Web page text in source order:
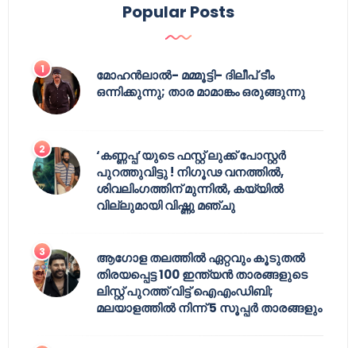
Popular Posts
മോഹൻലാൽ- മമ്മൂട്ടി- ദിലീപ് ടീം
ഒന്നിക്കുന്നു; താര മാമാങ്കം ഒരുങ്ങുന്നു
‘കണ്ണപ്പ’യുടെ ഫസ്റ്റ് ലുക്ക് പോസ്റ്റർ
പുറത്തുവിട്ടു ! നിഗൂഢ വനത്തിൽ,
ശിവലിംഗത്തിന് മുന്നിൽ, കയ്യിൽ
വില്ലുമായി വിഷ്ണു മഞ്ചു
ആഗോള തലത്തിൽ ഏറ്റവും കൂടുതൽ
തിരയപ്പെട്ട 100 ഇന്ത്യൻ താരങ്ങളുടെ
ലിസ്റ്റ് പുറത്ത് വിട്ട് ഐഎംഡിബി;
മലയാളത്തിൽ നിന്ന് 5 സൂപ്പർ താരങ്ങളും